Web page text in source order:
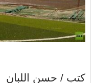
كتب / حسن اللبان